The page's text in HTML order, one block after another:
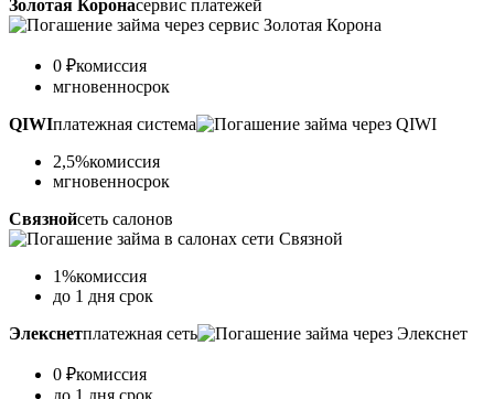
Золотая Коронасервис платежей
0 ₽комиссия
мгновенносрок
QIWIплатежная система
2,5%комиссия
мгновенносрок
Связнойсеть салонов
1%комиссия
до 1 дня срок
Элекснетплатежная сеть
0 ₽комиссия
до 1 дня срок